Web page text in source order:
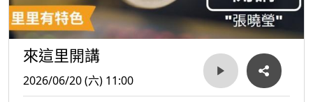
來這里開講
2026/06/20 (六) 11:00